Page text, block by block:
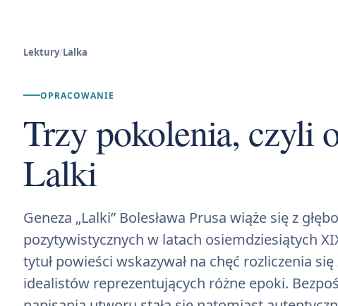
Lektury/Lalka
OPRACOWANIE
Trzy pokolenia, czyli
Lalki
Geneza „Lalki” Bolesława Prusa wiąże się z
pozytywistycznych w latach osiemdziesiątych
tytuł powieści wskazywał na chęć rozliczenia
idealistów reprezentujących różne epoki.